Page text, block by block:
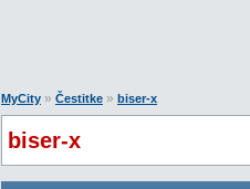
MyCity » Čestitke » biser-x
biser-x